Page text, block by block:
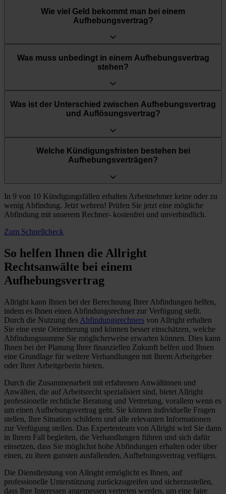
Wie viel Geld bekommt man bei einem
Aufhebungsvertrag?
Was muss unbedingt in einem Aufhebungsvertrag
stehen?
Was ist der Unterschied zwischen Aufhebungsvertrag
und Auflösungsvertrag?
Welche Kündigungsfristen bestehen bei
Aufhebungsverträgen?
In 9 von 10 Kündigungsfällen erhalten Arbeitnehmer keine oder zu
wenig Abfindung. Jetzt wehren! Prüfen Sie jetzt eine mögliche
Abfindung mit unserem Rechner- kostenfrei und unverbindlich.
Zum Schnellcheck
So helfen Ihnen die Allright
Rechtsanwälte bei einem
Aufhebungsvertrag
Allright kann Ihnen bei der Berechnung Ihrer Abfindungen helfen,
indem es Ihnen einen Abfindungsrechner zur Verfügung stellt.
Durch die Nutzung des Abfindungsrechners von Allright erhalten
Sie eine erste Orientierung und können besser einschätzen, welche
Abfindungssumme Sie möglicherweise erwarten können. Dies kann
Ihnen bei der Planung Ihrer finanziellen Zukunft helfen und Ihnen
eine Grundlage für weitere Verhandlungen mit Ihrem Arbeitgeber
oder Ihrer Arbeitgeberin bieten.
Durch die Zusammenarbeit mit erfahrenen Anwältinnen und
Anwälten, die auf Arbeitsrecht spezialisiert sind, bietet Allright
professionelle rechtliche Beratung und Vertretung, vorallem wenn es
um einen Aufhebungsvertrag geht. Sie können individuelle Fragen
stellen, Ihre Situation schildern und alle relevanten Informationen
zur Verfügung stellen. Das Expertenteam von Allright wird Sie dann
in Ihrem Fall begleiten, die Verhandlungen führen und sich dafür
einsetzen, dass Sie möglichst hohe Abfindungen erhalten oder über
einen, zu ihren gunsten ausfallenden, Aufhebungsvertrag verfügen.
Die Dienstleistung von Allright ermöglicht es Ihnen, auf
professionelle Unterstützung zurückzugreifen und sicherzustellen,
dass Ihre Interessen angemessen vertreten werden, um eine faire